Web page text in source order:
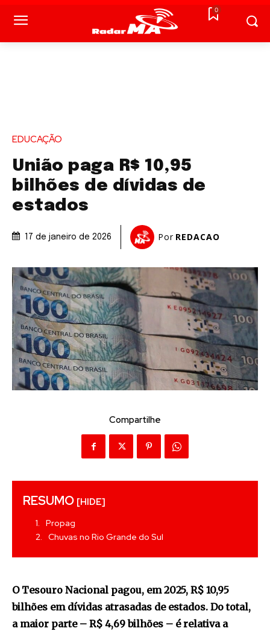
0
EDUCAÇÃO
União paga R$ 10,95
bilhões de dívidas de
estados
17 de janeiro de 2026 Por REDACAO
Compartilhe
RESUMO [HIDE]
Propag
Chuvas no Rio Grande do Sul
O Tesouro Nacional pagou, em 2025, R$ 10,95
bilhões em dívidas atrasadas de estados. Do total,
a maior parte – R$ 4,69 bilhões – é relativa a